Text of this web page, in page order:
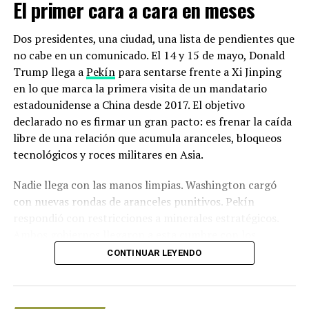
como una llamada de atención para proteger a otras
Los peces grandes, en los que se especializa, están
especialmente en riesgo: la mayoría de los animales de
agua dulce más grandes están en peligro de extinción,
dice.
“Este es el primero de estos peces de agua dulce muy
grandes en salir y muchos están en riesgo. La
esperanza es que podamos revertir su declive antes de
que sea demasiado tarde”, dice Hogan.
El primer cara a cara en meses
Dos presidentes, una ciudad, una lista de pendientes que
no cabe en un comunicado. El 14 y 15 de mayo, Donald
Trump llega aPekínpara sentarse frente a Xi Jinping
en lo que marca la primera visita de un mandatario
estadounidense a China desde 2017. El objetivo
declarado no es firmar un gran pacto: es frenar la caída
libre de una relación que acumula aranceles, bloqueos
tecnológicos y roces militares en Asia.
Nadie llega con las manos limpias. Washington cargó
con nuevas rondas de aranceles punitivos. Pekín
equipos diplomáticos exhaustos y sin garantías de
CONTINUAR LEYENDO